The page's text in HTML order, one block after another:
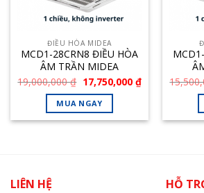
ĐIỀU HÒA MIDEA
MCD1-28CRN8 ĐIỀU HÒA
ÂM TRẦN MIDEA
24.000BTU
19,000,000₫ Giá
gốc
là:
19,000,000 ₫.
17,750,000 ₫Giá
hiện
17,750,000 ₫.
MUA NGAY
LIÊN HỆ HỖ